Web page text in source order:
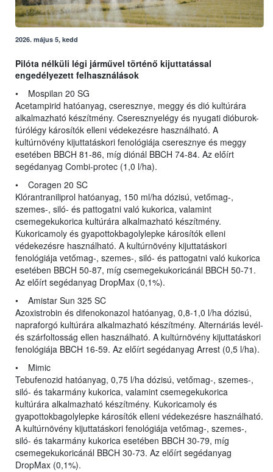
2026. május 5, kedd
Pilóta nélküli légi járművel történő kijuttatással
engedélyezett felhasználások
• Mospilan 20 SG
Acetampirid hatóanyag, cseresznye, meggy és dió kultúrára
alkalmazható készítmény. Cseresznyelégy és nyugati dióburok-
fúrólégy károsítók elleni védekezésre használható. A
kultúrnövény kijuttatáskori fenológiája cseresznye és meggy
esetében BBCH 81-86, míg diónál BBCH 74-84. Az előírt
segédanyag Combi-protec (1,0 l/ha).
• Coragen 20 SC
Klórantraniliprol hatóanyag, 150 ml/ha dózisú, vetőmag-,
szemes-, siló- és pattogatni való kukorica, valamint
csemegekukorica kultúrára alkalmazható készítmény.
Kukoricamoly és gyapottokbagolylepke károsítók elleni
védekezésre használható. A kultúrnövény kijuttatáskori
fenológiája vetőmag-, szemes-, siló- és pattogatni való kukorica
esetében BBCH 50-87, míg csemegekukoricánál BBCH 50-71.
Az előírt segédanyag DropMax (0,1%).
• Amistar Sun 325 SC
Azoxistrobin és difenokonazol hatóanyag, 0,8-1,0 l/ha dózisú,
napraforgó kultúrára alkalmazható készítmény. Alternáriás levél-
és szárfoltosság ellen használható. A kultúrnövény kijuttatáskori
fenológiája BBCH 16-59. Az előírt segédanyag Arrest (0,5 l/ha).
• Mimic
Tebufenozid hatóanyag, 0,75 l/ha dózisú, vetőmag-, szemes-,
siló- és takarmány kukorica, valamint csemegekukorica
kultúrára alkalmazható készítmény. Kukoricamoly és
gyapottokbagolylepke károsítók elleni védekezésre használható.
A kultúrnövény kijuttatáskori fenológiája vetőmag-, szemes-,
siló- és takarmány kukorica esetében BBCH 30-79, míg
csemegekukoricánál BBCH 30-73. Az előírt segédanyag
DropMax (0,1%).